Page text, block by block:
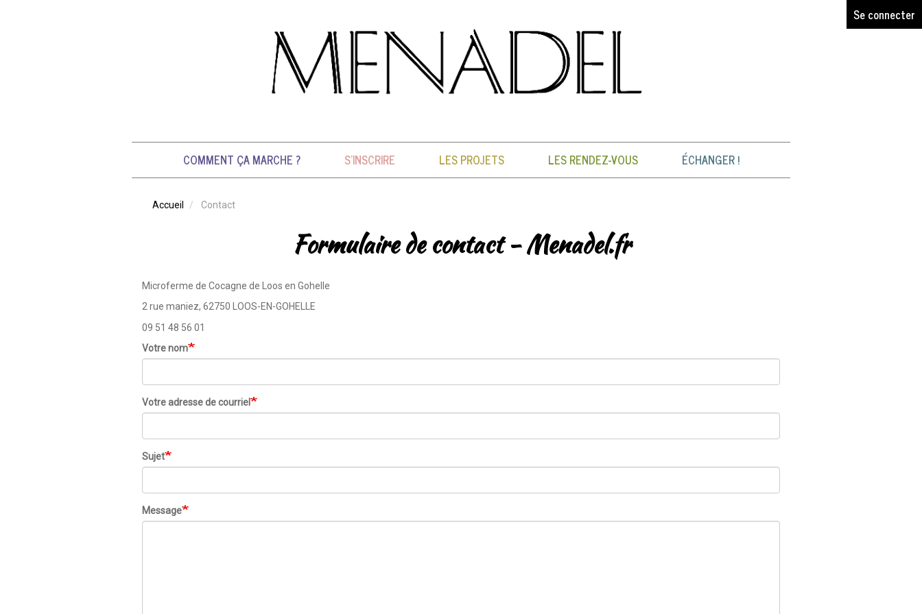
Se connecter
principale
COMMENT ÇA MARCHE ? S'INSCRIRE LES PROJETS LES RENDEZ-VOUS ÉCHANGER !
Accueil Contact
Formulaire de contact - Menadel.fr
Microferme de Cocagne de Loos en Gohelle
2 rue maniez, 62750 LOOS-EN-GOHELLE
09 51 48 56 01
Votre nom
Votre adresse de courriel
Sujet
Message